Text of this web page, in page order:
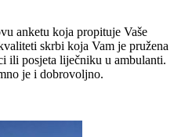
anketu koja propituje Vaše
skrbi koja Vam je pružena
ili posjeta liječniku u ambulanti.
je i dobrovoljno.